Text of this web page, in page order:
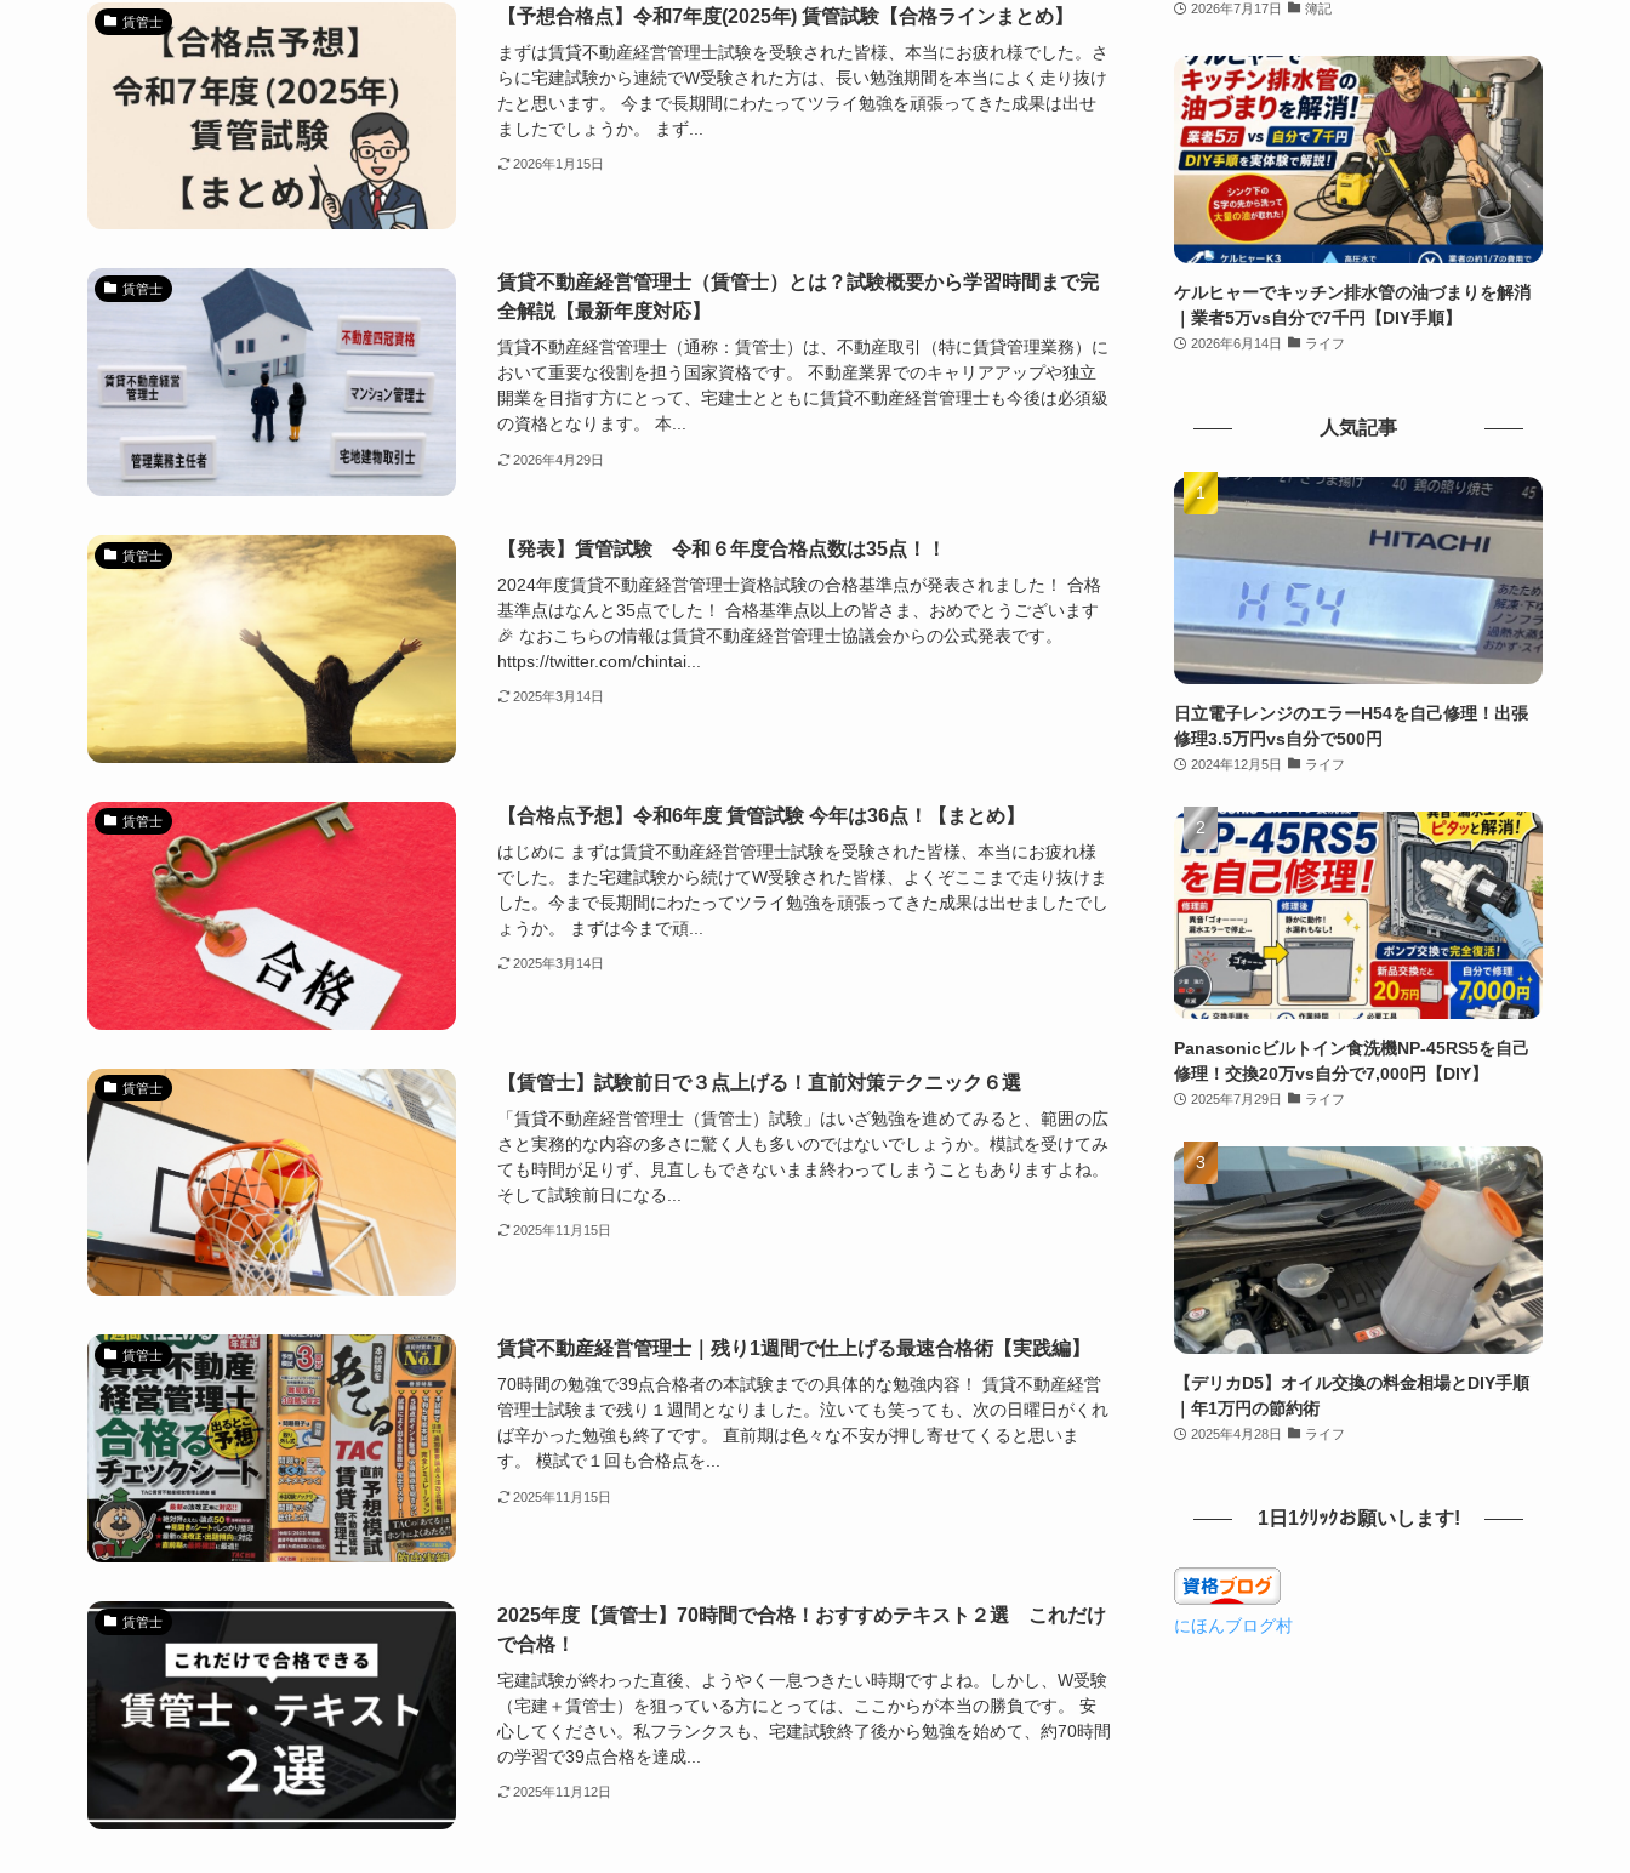
賃管士 【予想合格点】令和7年度(2025年) 賃管試験【合格ラインまとめ】
まずは賃貸不動産経営管理士試験を受験された皆様、本当にお疲れ様でした。さ
らに宅建試験から連続でW受験された方は、長い勉強期間を本当によく走り抜け
たと思います。 今まで長期間にわたってツライ勉強を頑張ってきた成果は出せ
ましたでしょうか。 まず...
2026年1月15日
賃管士
賃貸不動産経営管理士（賃管士）とは？試験概要から学習時間まで完
全解説【最新年度対応】
賃貸不動産経営管理士（通称：賃管士）は、不動産取引（特に賃貸管理業務）に
おいて重要な役割を担う国家資格です。 不動産業界でのキャリアアップや独立
開業を目指す方にとって、宅建士とともに賃貸不動産経営管理士も今後は必須級
の資格となります。 本...
2026年4月29日
賃管士 【発表】賃管試験 令和６年度合格点数は35点！！
2024年度賃貸不動産経営管理士資格試験の合格基準点が発表されました！ 合格
基準点はなんと35点でした！ 合格基準点以上の皆さま、おめでとうございます
🎉 なおこちらの情報は賃貸不動産経営管理士協議会からの公式発表です。
https://twitter.com/chintai...
2025年3月14日
賃管士 【合格点予想】令和6年度 賃管試験 今年は36点！【まとめ】
はじめに まずは賃貸不動産経営管理士試験を受験された皆様、本当にお疲れ様
でした。また宅建試験から続けてW受験された皆様、よくぞここまで走り抜けま
した。今まで長期間にわたってツライ勉強を頑張ってきた成果は出せましたでし
ょうか。 まずは今まで頑...
2025年3月14日
賃管士 【賃管士】試験前日で３点上げる！直前対策テクニック６選
「賃貸不動産経営管理士（賃管士）試験」はいざ勉強を進めてみると、範囲の広
さと実務的な内容の多さに驚く人も多いのではないでしょうか。模試を受けてみ
ても時間が足りず、見直しもできないまま終わってしまうこともありますよね。
そして試験前日になる...
2025年11月15日
賃管士 賃貸不動産経営管理士｜残り1週間で仕上げる最速合格術【実践編】
70時間の勉強で39点合格者の本試験までの具体的な勉強内容！ 賃貸不動産経営
管理士試験まで残り１週間となりました。泣いても笑っても、次の日曜日がくれ
ば辛かった勉強も終了です。 直前期は色々な不安が押し寄せてくると思いま
す。 模試で１回も合格点を...
2025年11月15日
賃管士
2025年度【賃管士】70時間で合格！おすすめテキスト２選 これだけ
で合格！
宅建試験が終わった直後、ようやく一息つきたい時期ですよね。しかし、W受験
（宅建＋賃管士）を狙っている方にとっては、ここからが本当の勝負です。 安
心してください。私フランクスも、宅建試験終了後から勉強を始めて、約70時間
の学習で39点合格を達成...
2025年11月12日
2026年7月17日 簿記
ケルヒャーでキッチン排水管の油づまりを解消
｜業者5万vs自分で7千円【DIY手順】
2026年6月14日 ライフ
人気記事
日立電子レンジのエラーH54を自己修理！出張
修理3.5万円vs自分で500円
2024年12月5日 ライフ
Panasonicビルトイン食洗機NP-45RS5を自己
修理！交換20万vs自分で7,000円【DIY】
2025年7月29日 ライフ
【デリカD5】オイル交換の料金相場とDIY手順
｜年1万円の節約術
2025年4月28日 ライフ
1日1ｸﾘｯｸお願いします!
にほんブログ村